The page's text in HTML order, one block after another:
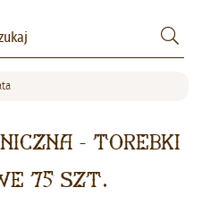
- torebki
75 szt.